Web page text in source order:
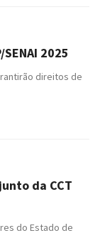
2025
direitos de
da CCT
do Estado de